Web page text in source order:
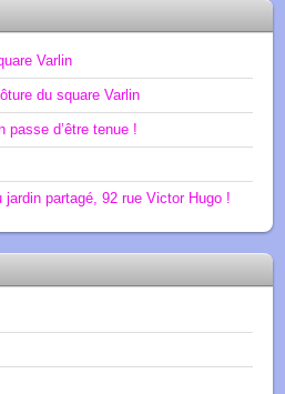
Varlin
du square Varlin
passe d’être tenue !
jardin partagé, 92 rue Victor Hugo !